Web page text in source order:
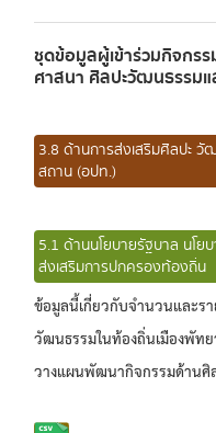
ชุดข้อมูลผู้เข้าร่วมกิจกร
ศาสนา ศิลปะวัฒนธรรมแ
3.8 ด้านการส่งเสริมศิลปะ
สถาน (อปท.)
5.1 ด้านนโยบายรัฐบาล นโย
ส่งเสริมการปกครองท้องถิ่น
ข้อมูลนี้เกี่ยวกับจำนวนและรา
วัฒนธรรมในท้องถิ่นเมืองพัทย
วางแผนพัฒนากิจกรรมด้านศิ